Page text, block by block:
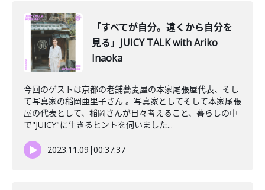
「すべてが自分。遠くから自分を
見る」JUICY TALK with Ariko
Inaoka
今回のゲストは京都の老舗蕎麦屋の本家尾張屋代表、そし
て写真家の稲岡亜里子さん 。写真家としてそして本家尾張
屋の代表として、稲岡さんが日々考えること、暮らしの中
で"JUICY"に生きるヒントを伺いました...
2023.11.09 |00:37:37